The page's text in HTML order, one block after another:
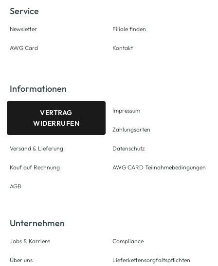
Service
Newsletter
AWG Card
Filiale finden
Kontakt
Informationen
VERTRAG
WIDERRUFEN
Versand & Lieferung
Kauf auf Rechnung
AGB
Impressum
Zahlungsarten
Datenschutz
AWG CARD Teilnahmebedingungen
Unternehmen
Jobs & Karriere
Über uns
Compliance
Lieferkettensorgfaltspflichten